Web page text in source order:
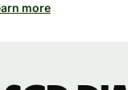
more